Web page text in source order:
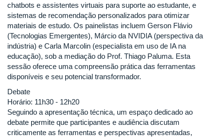
chatbots e assistentes virtuais para suporte ao estudante, e
sistemas de recomendação personalizados para otimizar
materiais de estudo. Os painelistas incluem Gerson Flávio
(Tecnologias Emergentes), Márcio da NVIDIA (perspectiva da
indústria) e Carla Marcolin (especialista em uso de IA na
educação), sob a mediação do Prof. Thiago Paluma. Esta
sessão oferece uma compreensão prática das ferramentas
disponíveis e seu potencial transformador.
Debate
Horário: 11h30 - 12h20
Seguindo a apresentação técnica, um espaço dedicado ao
debate permite que participantes e audiência discutam
criticamente as ferramentas e perspectivas apresentadas,